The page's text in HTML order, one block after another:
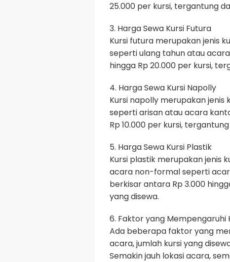
25.000 per kursi, tergantung
3. Harga Sewa Kursi Futura
Kursi futura merupakan jenis
seperti ulang tahun atau
hingga Rp 20.000 per kursi,
4. Harga Sewa Kursi Napolly
Kursi napolly merupakan
seperti arisan atau acara
Rp 10.000 per kursi,
5. Harga Sewa Kursi Plastik
Kursi plastik merupakan jenis
acara non-formal seperti
berkisar antara Rp 3.000
yang disewa.
6. Faktor yang Mempengaruhi
Ada beberapa faktor yang
acara, jumlah kursi yang
Semakin jauh lokasi acara,